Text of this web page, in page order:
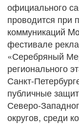
официального
проводится при
коммуникаций
фестивале
«Серебряный
регионального
Санкт-
публичные
Северо-
округов, среди